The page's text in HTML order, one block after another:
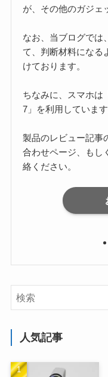
が、その他のガジェ
なお、当ブログでは
て、判断材料になる
けております。
ちなみに、スマホは
7」を利用しています
製品のレビュー記事
合わせページ、もし
絡ください。
人気記事